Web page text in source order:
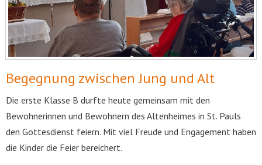
Begegnung zwischen Jung und Alt
Die erste Klasse B durfte heute gemeinsam mit den
Bewohnerinnen und Bewohnern des Altenheimes in St. Pauls
den Gottesdienst feiern. Mit viel Freude und Engagement haben
die Kinder die Feier bereichert.